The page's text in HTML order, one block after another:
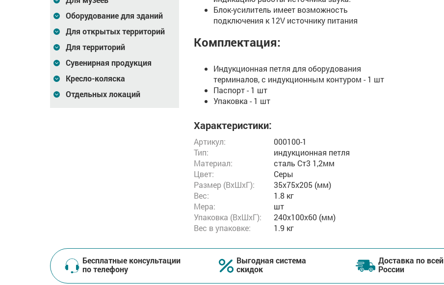
Оборудование для зданий
Для открытых территорий
Для территорий
Сувенирная продукция
Кресло-коляска
Отдельных локаций
Блок-усилитель имеет возможность
подключения к 12V источнику питания
Комплектация:
Индукционная петля для оборудования
терминалов, с индукционным контуром - 1 шт
Паспорт - 1 шт
Упаковка - 1 шт
Характеристики:
Артикул:
000100-1
Тип:
индукционная петля
Материал:
сталь Ст3 1,2мм
Цвет:
Серы
Размер (ВxШxГ):
35x75x205 (мм)
Вес:
1.8 кг
Мера:
шт
Упаковка (ВхШхГ):
240x100x60 (мм)
Вес в упаковке:
1.9 кг
Бесплатные консультации
по телефону
Выгодная система
скидок
Доставка по всей
России